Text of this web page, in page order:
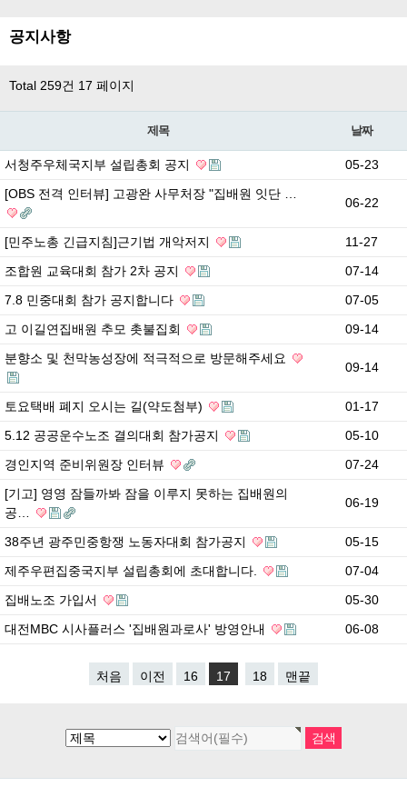
공지사항
Total 259건 17 페이지
제목 날짜
서청주우체국지부 설립총회 공지
05-23
[OBS 전격 인터뷰] 고광완 사무처장 "집배원 잇단 …
06-22
[민주노총 긴급지침]근기법 개악저지
11-27
조합원 교육대회 참가 2차 공지
07-14
7.8 민중대회 참가 공지합니다
07-05
고 이길연집배원 추모 촛불집회
09-14
분향소 및 천막농성장에 적극적으로 방문해주세요
09-14
토요택배 폐지 오시는 길(약도첨부)
01-17
5.12 공공운수노조 결의대회 참가공지
05-10
경인지역 준비위원장 인터뷰
07-24
[기고] 영영 잠들까봐 잠을 이루지 못하는 집배원의
공…
06-19
38주년 광주민중항쟁 노동자대회 참가공지
05-15
제주우편집중국지부 설립총회에 초대합니다.
07-04
집배노조 가입서
05-30
대전MBC 시사플러스 '집배원과로사' 방영안내
06-08
처음 이전 16 17 18 맨끝